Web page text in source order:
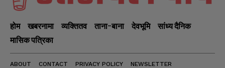
होम खबरनामा व्यक्तितव ताना-बाना देवभूमि
सांध्य दैनिक
मासिक पत्रिका
ABOUT CONTACT PRIVACY POLICY NEWSLETTER